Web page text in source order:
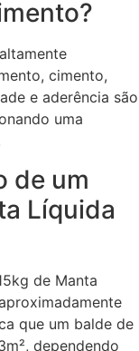
cimento,
e aderência são
uma
de um
Líquida
de Manta
que um balde de
dependendo